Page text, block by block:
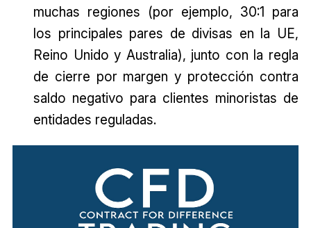
muchas regiones (por ejemplo, 30:1 para
los principales pares de divisas en la UE,
Reino Unido y Australia), junto con la regla
de cierre por margen y protección contra
saldo negativo para clientes minoristas de
entidades reguladas.